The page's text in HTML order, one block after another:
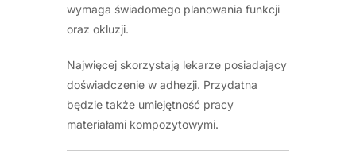
wymaga świadomego planowania funkcji
oraz okluzji.
Najwięcej skorzystają lekarze posiadający
doświadczenie w adhezji. Przydatna
będzie także umiejętność pracy
materiałami kompozytowymi.